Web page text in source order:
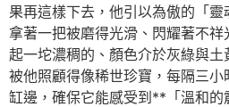
果再這樣下去，他引以為傲的「
拿著一把被磨得光滑、閃耀著不
起一坨濃稠的、顏色介於灰綠與
被他照顧得像稀世珍寶，每隔三
缸邊，確保它能感受到**「溫和